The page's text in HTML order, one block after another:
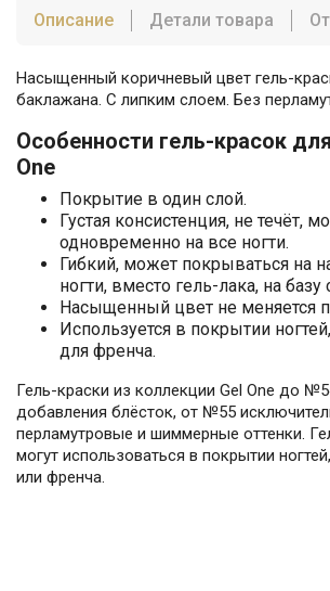
Описание Детали товара
Насыщенный коричневый цвет гель-
баклажана. С липким слоем. Без
Особенности гель-красок
One
Покрытие в один слой.
Густая консистенция, не течёт,
одновременно на все ногти.
Гибкий, может покрываться на
ногти, вместо гель-лака, на
Насыщенный цвет не меняется
Используется в покрытии
для френча.
Гель-краски из коллекции Gel One до
добавления блёсток, от №55
перламутровые и шиммерные оттенки.
могут использоваться в покрытии
или френча.